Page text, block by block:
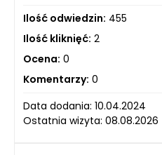
Ilość odwiedzin: 455
Ilość kliknięć: 2
Ocena: 0
Komentarzy: 0
Data dodania: 10.04.2024
Ostatnia wizyta: 08.08.2026